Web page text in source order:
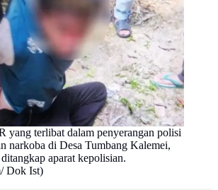
yang terlibat dalam penyerangan polisi
narkoba di Desa Tumbang Kalemei,
aparat kepolisian.
Dok Ist)